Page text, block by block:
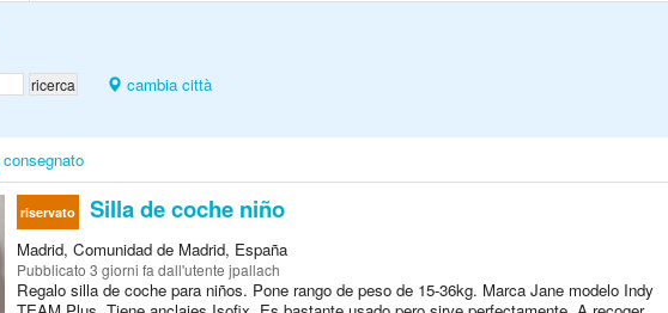
cambia città
consegnato
riservato Silla de coche niño
Madrid, Comunidad de Madrid, España
Pubblicato 3 giorni fa dall'utente jpallach
Regalo silla de coche para niños. Pone rango de peso de 15-36kg. Marca Jane modelo Indy